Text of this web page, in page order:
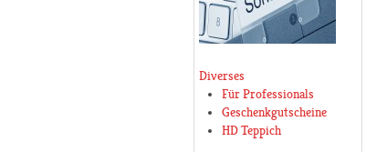
Diverses
Für Professionals
Geschenkgutscheine
HD Teppich